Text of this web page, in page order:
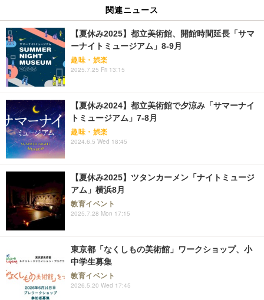
関連ニュース
【夏休み2025】都立美術館、開館時間延長「サマ
ーナイトミュージアム」8-9月
趣味・娯楽
2025.7.25 Fri 13:15
【夏休み2024】都立美術館で夕涼み「サマーナイ
トミュージアム」7-8月
趣味・娯楽
2024.6.5 Wed 18:45
【夏休み2025】ツタンカーメン「ナイトミュージ
アム」横浜8月
教育イベント
2025.7.28 Mon 17:15
東京都「なくしもの美術館」ワークショップ、小
中学生募集
教育イベント
2026.5.20 Wed 17:45